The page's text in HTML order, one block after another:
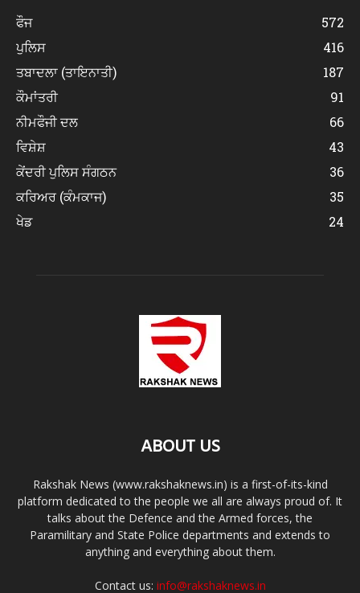
ਫੌਜ
572
ਪੁਲਿਸ
416
ਤਬਾਦਲਾ (ਤਾਇਨਾਤੀ)
187
ਕੌਮਾਂਤਰੀ
91
ਨੀਮਫੌਜੀ ਦਲ
66
ਵਿਸ਼ੇਸ਼
43
ਕੇਂਦਰੀ ਪੁਲਿਸ ਸੰਗਠਨ
36
ਕਰਿਅਰ (ਕੰਮਕਾਜ)
35
ਖੇਡ
24
ABOUT US
Rakshak News (www.rakshaknews.in) is a first-of-its-kind
platform dedicated to the people we all are always proud of. It
talks about the Defence and the Armed forces, the
Paramilitary and State Police departments and extends to
anything and everything about them.
Contact us: info@rakshaknews.in